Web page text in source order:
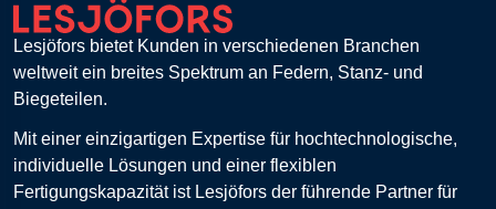
Lesjöfors bietet Kunden in verschiedenen Branchen
weltweit ein breites Spektrum an Federn, Stanz- und
Biegeteilen.
Mit einer einzigartigen Expertise für hochtechnologische,
individuelle Lösungen und einer flexiblen
Fertigungskapazität ist Lesjöfors der führende Partner für